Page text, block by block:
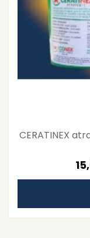
CERATINEX